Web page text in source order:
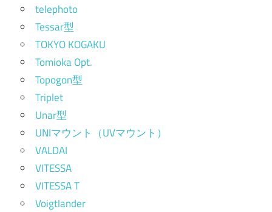
telephoto
Tessar型
TOKYO KOGAKU
Tomioka Opt.
Topogon型
Triplet
Unar型
UNIマウント（UVマウント）
VALDAI
VITESSA
VITESSA T
Voigtlander